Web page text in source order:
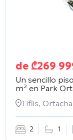
de ₾269
Un sencillo
m² en Park
Tiflis,
2 1